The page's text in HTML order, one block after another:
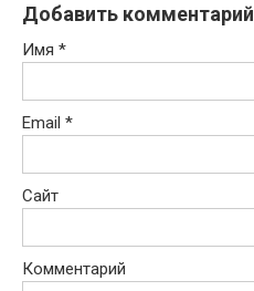
Добавить комментарий
Имя *
Email *
Сайт
Комментарий